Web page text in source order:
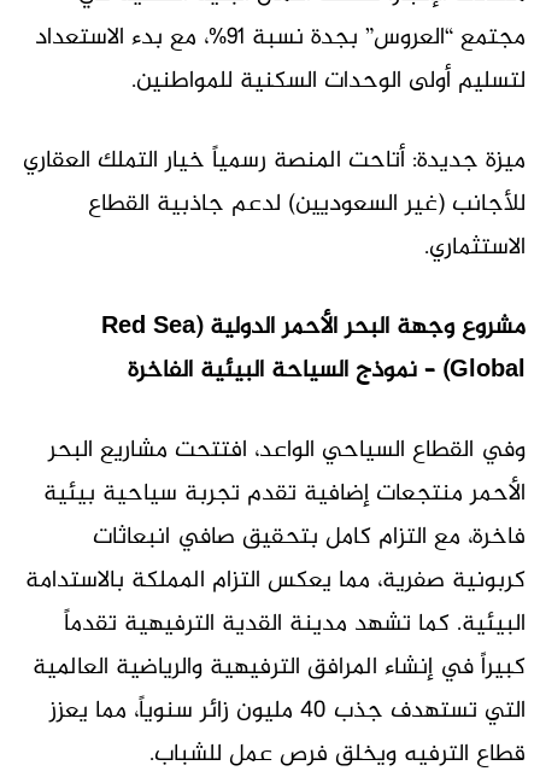
مجتمع “العروس” بجدة نسبة 91%
، مع بدء الاستعداد
لتسليم أولى الوحدات السكنية للمواطنين.
ميزة جديدة: أتاحت المنصة رسمياً خيار التملك العقاري
للأجانب (غير السعوديين) لدعم جاذبية القطاع
الاستثماري.
مشروع وجهة البحر الأحمر الدولية (Red Sea
Global) – نموذج السياحة البيئية الفاخرة
وفي القطاع السياحي الواعد، افتتحت مشاريع البحر
الأحمر منتجعات إضافية تقدم تجربة سياحية بيئية
فاخرة، مع التزام كامل بتحقيق صافي انبعاثات
كربونية صفرية، مما يعكس التزام المملكة بالاستدامة
البيئية. كما تشهد مدينة القدية الترفيهية تقدماً
كبيراً في إنشاء المرافق الترفيهية والرياضية العالمية
التي تستهدف جذب 40 مليون زائر سنوياً، مما يعزز
قطاع الترفيه ويخلق فرص عمل للشباب.